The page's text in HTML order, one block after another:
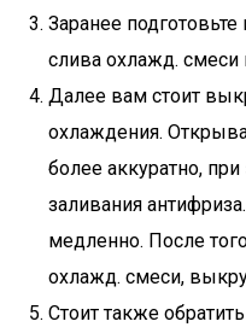
Заранее
слива охлажд. смеси
Далее вам стоит
охлаждения.
более аккуратно,
заливания
медленно. После
охлажд. смеси,
Стоит также